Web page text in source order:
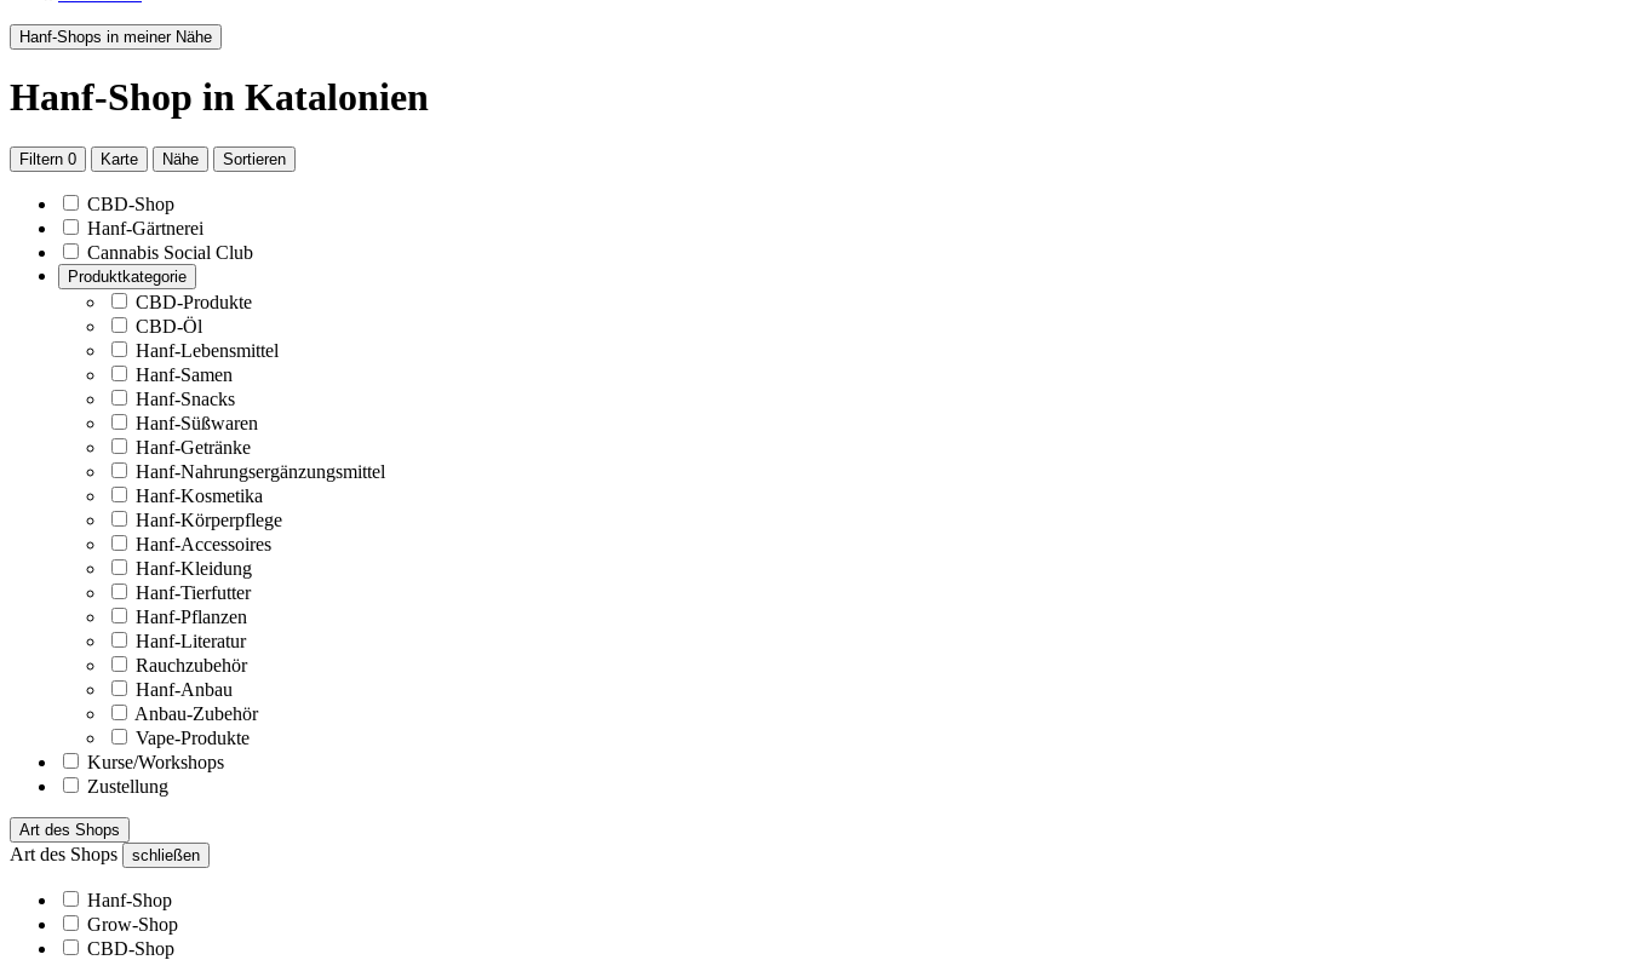
Hanf-Shops in meiner Nähe
Hanf-Shop in Katalonien
Filtern 0 Karte Nähe Sortieren
CBD-Shop
Hanf-Gärtnerei
Cannabis Social Club
Produktkategorie
CBD-Produkte
CBD-Öl
Hanf-Lebensmittel
Hanf-Samen
Hanf-Snacks
Hanf-Süßwaren
Hanf-Getränke
Hanf-Nahrungsergänzungsmittel
Hanf-Kosmetika
Hanf-Körperpflege
Hanf-Accessoires
Hanf-Kleidung
Hanf-Tierfutter
Hanf-Pflanzen
Hanf-Literatur
Rauchzubehör
Hanf-Anbau
Anbau-Zubehör
Vape-Produkte
Kurse/Workshops
Zustellung
Art des Shops
Art des Shops schließen
Hanf-Shop
Grow-Shop
CBD-Shop